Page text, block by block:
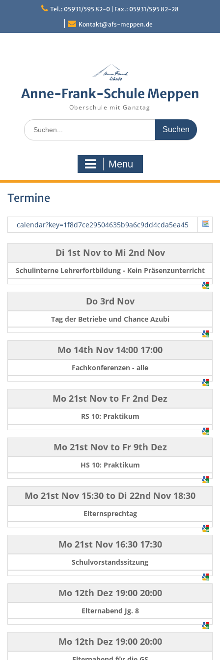
Tel.: 05931/595 82-0 | Fax.: 05931/595 82-28
Kontakt@afs-meppen.de
Anne-Frank-Schule Meppen
Oberschule mit Ganztag
Search
for:
Menu
Termine
calendar?key=1f8d7ce29504635b9a6c9dd4cda5ea45
Di 1st Novto Mi 2nd Nov
Schulinterne Lehrerfortbildung - Kein Präsenzunterricht
Do 3rd Nov
Tag der Betriebe und Chance Azubi
Mo 14th Nov 14:00 17:00
Fachkonferenzen - alle
Mo 21st Nov to Fr 2nd Dez
RS 10: Praktikum
Mo 21st Novto Fr 9th Dez
HS 10: Praktikum
Mo 21st Nov 15:30 to Di 22nd Nov 18:30
Elternsprechtag
Mo 21st Nov16:30 17:30
Schulvorstandssitzung
Mo 12th Dez19:00 20:00
Elternabend Jg. 8
Mo 12th Dez19:00 20:00